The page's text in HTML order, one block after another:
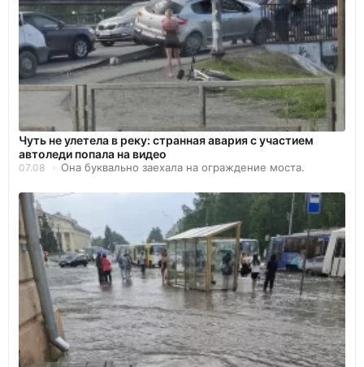
Чуть не улетела в реку: странная авария с участием
автоледи попала на видео
07.08 Она буквально заехала на ограждение моста.